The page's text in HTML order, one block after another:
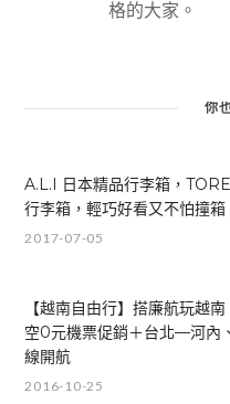
格的大家。
你
A.L.I 日本精品行李箱，
行李箱，輕巧好看又不怕撞箱
2017-07-05
【越南自由行】搭廉航玩越
空0元機票促銷＋台北—河內
線開航
2016-10-25